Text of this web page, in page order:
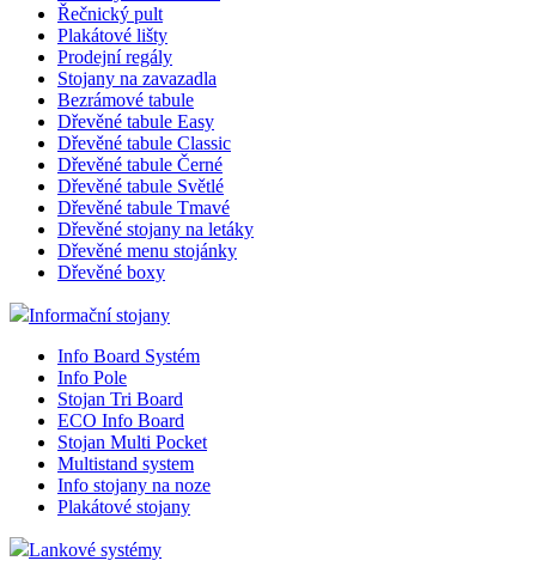
Řečnický pult
Plakátové lišty
Prodejní regály
Stojany na zavazadla
Bezrámové tabule
Dřevěné tabule Easy
Dřevěné tabule Classic
Dřevěné tabule Černé
Dřevěné tabule Světlé
Dřevěné tabule Tmavé
Dřevěné stojany na letáky
Dřevěné menu stojánky
Dřevěné boxy
Informační stojany
Info Board Systém
Info Pole
Stojan Tri Board
ECO Info Board
Stojan Multi Pocket
Multistand system
Info stojany na noze
Plakátové stojany
Lankové systémy